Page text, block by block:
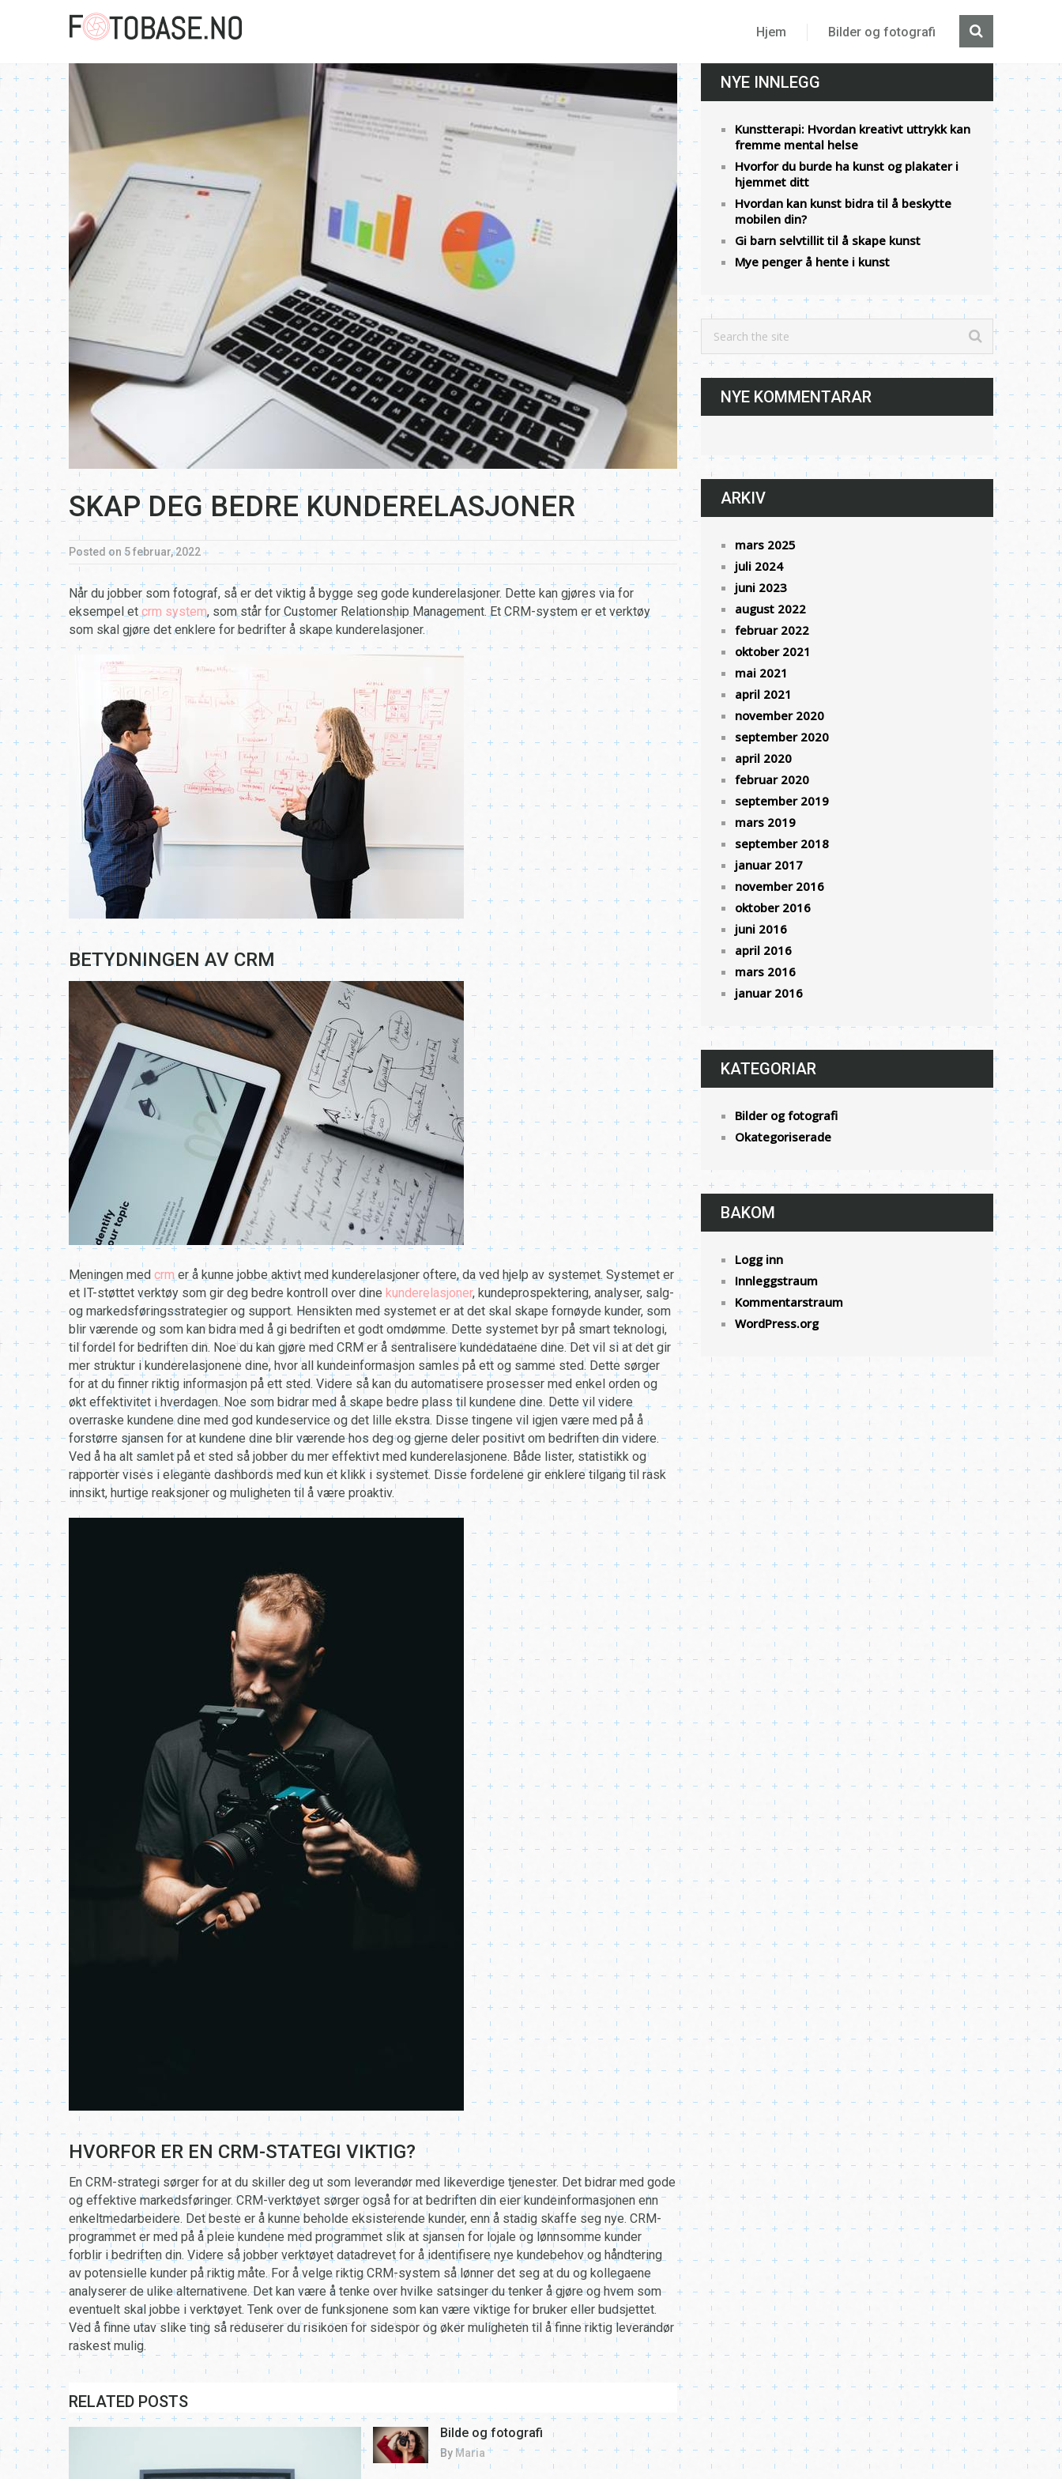
Hjem Bilder og fotografi
SKAP DEG BEDRE KUNDERELASJONER
Posted on 5 februar, 2022
Når du jobber som fotograf, så er det viktig å bygge seg gode kunderelasjoner. Dette kan gjøres via for
eksempel et crm system, som står for Customer Relationship Management. Et CRM-system er et verktøy
som skal gjøre det enklere for bedrifter å skape kunderelasjoner.
BETYDNINGEN AV CRM
Meningen med crm er å kunne jobbe aktivt med kunderelasjoner oftere, da ved hjelp av systemet. Systemet er
et IT-støttet verktøy som gir deg bedre kontroll over dine kunderelasjoner, kundeprospektering, analyser, salg-
og markedsføringsstrategier og support. Hensikten med systemet er at det skal skape fornøyde kunder, som
blir værende og som kan bidra med å gi bedriften et godt omdømme. Dette systemet byr på smart teknologi,
til fordel for bedriften din. Noe du kan gjøre med CRM er å sentralisere kundedataene dine. Det vil si at det gir
mer struktur i kunderelasjonene dine, hvor all kundeinformasjon samles på ett og samme sted. Dette sørger
for at du finner riktig informasjon på ett sted. Videre så kan du automatisere prosesser med enkel orden og
økt effektivitet i hverdagen. Noe som bidrar med å skape bedre plass til kundene dine. Dette vil videre
overraske kundene dine med god kundeservice og det lille ekstra. Disse tingene vil igjen være med på å
forstørre sjansen for at kundene dine blir værende hos deg og gjerne deler positivt om bedriften din videre.
Ved å ha alt samlet på et sted så jobber du mer effektivt med kunderelasjonene. Både lister, statistikk og
rapporter vises i elegante dashbords med kun et klikk i systemet. Disse fordelene gir enklere tilgang til rask
innsikt, hurtige reaksjoner og muligheten til å være proaktiv.
HVORFOR ER EN CRM-STATEGI VIKTIG?
En CRM-strategi sørger for at du skiller deg ut som leverandør med likeverdige tjenester. Det bidrar med gode
og effektive markedsføringer. CRM-verktøyet sørger også for at bedriften din eier kundeinformasjonen enn
enkeltmedarbeidere. Det beste er å kunne beholde eksisterende kunder, enn å stadig skaffe seg nye. CRM-
programmet er med på å pleie kundene med programmet slik at sjansen for lojale og lønnsomme kunder
forblir i bedriften din. Videre så jobber verktøyet datadrevet for å identifisere nye kundebehov og håndtering
av potensielle kunder på riktig måte. For å velge riktig CRM-system så lønner det seg at du og kollegaene
analyserer de ulike alternativene. Det kan være å tenke over hvilke satsinger du tenker å gjøre og hvem som
eventuelt skal jobbe i verktøyet. Tenk over de funksjonene som kan være viktige for bruker eller budsjettet.
Ved å finne utav slike ting så reduserer du risikoen for sidespor og øker muligheten til å finne riktig leverandør
raskest mulig.
RELATED POSTS
Mye
penger
å
Bilde og fotografi
By Maria
NYE INNLEGG
Kunstterapi: Hvordan kreativt uttrykk kan
fremme mental helse
Hvorfor du burde ha kunst og plakater i
hjemmet ditt
Hvordan kan kunst bidra til å beskytte
mobilen din?
Gi barn selvtillit til å skape kunst
Mye penger å hente i kunst
NYE KOMMENTARAR
ARKIV
mars 2025
juli 2024
juni 2023
august 2022
februar 2022
oktober 2021
mai 2021
april 2021
november 2020
september 2020
april 2020
februar 2020
september 2019
mars 2019
september 2018
januar 2017
november 2016
oktober 2016
juni 2016
april 2016
mars 2016
januar 2016
KATEGORIAR
Bilder og fotografi
Okategoriserade
BAKOM
Logg inn
Innleggstraum
Kommentarstraum
WordPress.org